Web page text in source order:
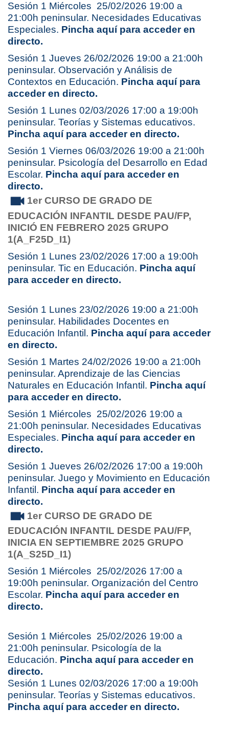
Sesión 1 Miércoles 25/02/2026 19:00 a
21:00h peninsular. Necesidades Educativas
Especiales. Pincha aquí para acceder en
directo.
Sesión 1 Jueves 26/02/2026 19:00 a 21:00h
peninsular. Observación y Análisis de
Contextos en Educación. Pincha aquí para
acceder en directo.
Sesión 1 Lunes 02/03/2026 17:00 a 19:00h
peninsular. Teorías y Sistemas educativos.
Pincha aquí para acceder en directo.
Sesión 1 Viernes 06/03/2026 19:00 a 21:00h
peninsular. Psicología del Desarrollo en Edad
Escolar. Pincha aquí para acceder en
directo.
1er CURSO DE GRADO DE
EDUCACIÓN INFANTIL DESDE PAU/FP,
INICIÓ EN FEBRERO 2025 GRUPO
1(A_F25D_I1)
Sesión 1 Lunes 23/02/2026 17:00 a 19:00h
peninsular. Tic en Educación. Pincha aquí
para acceder en directo.
Sesión 1 Lunes 23/02/2026 19:00 a 21:00h
peninsular. Habilidades Docentes en
Educación Infantil. Pincha aquí para acceder
en directo.
Sesión 1 Martes 24/02/2026 19:00 a 21:00h
peninsular. Aprendizaje de las Ciencias
Naturales en Educación Infantil. Pincha aquí
para acceder en directo.
Sesión 1 Miércoles 25/02/2026 19:00 a
21:00h peninsular. Necesidades Educativas
Especiales. Pincha aquí para acceder en
directo.
Sesión 1 Jueves 26/02/2026 17:00 a 19:00h
peninsular. Juego y Movimiento en Educación
Infantil. Pincha aquí para acceder en
directo.
1er CURSO DE GRADO DE
EDUCACIÓN INFANTIL DESDE PAU/FP,
INICIA EN SEPTIEMBRE 2025 GRUPO
1(A_S25D_I1)
Sesión 1 Miércoles 25/02/2026 17:00 a
19:00h peninsular. Organización del Centro
Escolar. Pincha aquí para acceder en
directo.
Sesión 1 Miércoles 25/02/2026 19:00 a
21:00h peninsular. Psicología de la
Educación. Pincha aquí para acceder en
directo.
Sesión 1 Lunes 02/03/2026 17:00 a 19:00h
peninsular. Teorías y Sistemas educativos.
Pincha aquí para acceder en directo.